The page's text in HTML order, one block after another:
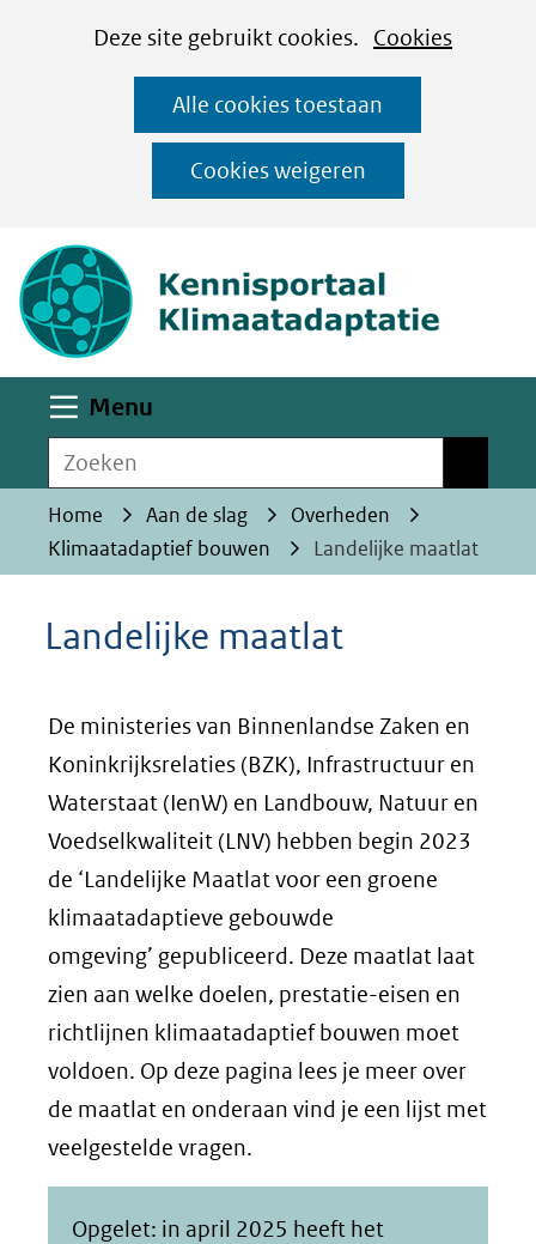
CookiesDeze site gebruikt cookies. Cookies
op
deze
website
worden
toegestaan
geweigerd.
Alle cookies toestaan
Cookies weigeren
Ga
naar
de
inhoud
Menu
Zoeken
Home Aan de slag
Overheden
Klimaatadaptief bouwen
Landelijke maatlat
Landelijke maatlat
De ministeries van Binnenlandse Zaken en
Koninkrijksrelaties (BZK), Infrastructuur en
Waterstaat (IenW) en Landbouw, Natuur en
Voedselkwaliteit (LNV) hebben begin 2023
de ‘Landelijke Maatlat voor een groene
klimaatadaptieve gebouwde
omgeving’ gepubliceerd. Deze maatlat laat
zien aan welke doelen, prestatie-eisen en
richtlijnen klimaatadaptief bouwen moet
voldoen. Op deze pagina lees je meer over
de maatlat en onderaan vind je een lijst met
veelgestelde vragen.
Opgelet: in april 2025 heeft het